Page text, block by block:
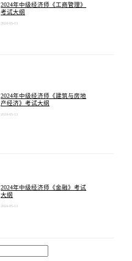
2024年中级经济师《工商管理》
考试大纲
2024-05-13
2024年中级经济师《建筑与房地
产经济》考试大纲
2024-05-13
2024年中级经济师《金融》考试
大纲
2024-05-13